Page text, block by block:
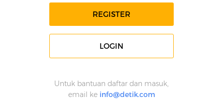
REGISTER
LOGIN
Untuk bantuan daftar dan masuk,
email ke info@detik.com